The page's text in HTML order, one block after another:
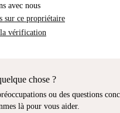
avec nous
sur ce propriétaire
vérification
chose ?
ou des questions
là pour vous aider.